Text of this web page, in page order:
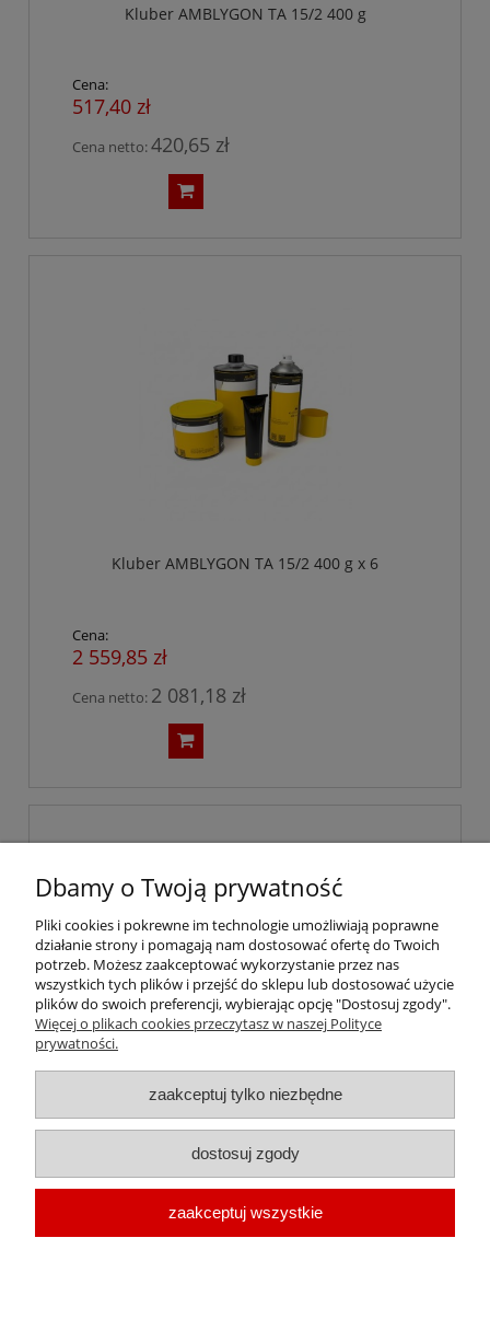
Kluber AMBLYGON TA 15/2 400 g
Cena:
517,40 zł
Cena netto:420,65 zł
Kluber AMBLYGON TA 15/2 400 g x 6
Cena:
2 559,85 zł
Cena netto: 2 081,18 zł
Kluber AMBLYGON TA 15/2 45 g
Cena:
116,17 zł
Dbamy o Twoją prywatność
Pliki cookies i pokrewne im technologie umożliwiają poprawne
działanie strony i pomagają nam dostosować ofertę do Twoich
potrzeb. Możesz zaakceptować wykorzystanie przez nas
wszystkich tych plików i przejść do sklepu lub dostosować użycie
plików do swoich preferencji, wybierając opcję "Dostosuj zgody".
Więcej o plikach cookies przeczytasz w naszej Polityce
prywatności.
zaakceptuj tylko niezbędne
dostosuj zgody
zaakceptuj wszystkie